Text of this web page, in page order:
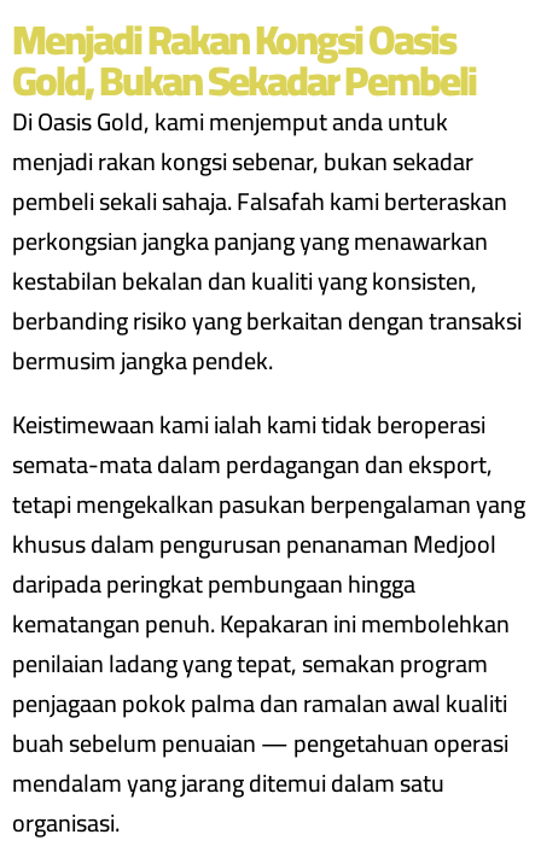
Menjadi Rakan Kongsi Oasis
Gold, Bukan Sekadar Pembeli
Di Oasis Gold, kami menjemput anda untuk
menjadi rakan kongsi sebenar, bukan sekadar
pembeli sekali sahaja. Falsafah kami berteraskan
perkongsian jangka panjang yang menawarkan
kestabilan bekalan dan kualiti yang konsisten,
berbanding risiko yang berkaitan dengan transaksi
bermusim jangka pendek.
Keistimewaan kami ialah kami tidak beroperasi
semata-mata dalam perdagangan dan eksport,
tetapi mengekalkan pasukan berpengalaman yang
khusus dalam pengurusan penanaman Medjool
daripada peringkat pembungaan hingga
kematangan penuh. Kepakaran ini membolehkan
penilaian ladang yang tepat, semakan program
penjagaan pokok palma dan ramalan awal kualiti
buah sebelum penuaian — pengetahuan operasi
mendalam yang jarang ditemui dalam satu
organisasi.